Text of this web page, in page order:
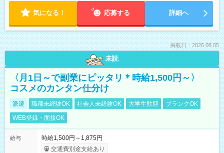
気になる！ 応募する 詳細へ
掲載日：2026.08.05
未読
〈月1日～で副業にピッタリ＊時給1,500円～〉
コスメのカンタン仕分け
派遣 職種未経験OK 社会人未経験OK 大学生歓迎
ブランクOK
WEB登録・面接OK
給与
時給1,500円～1,875円
交通費別途支給あり